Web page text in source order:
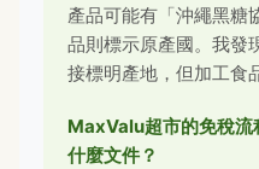
產品可能有「沖繩黑糖
品則標示原產國。我發
接標明產地，但加工食
MaxValu超市的免稅流
什麼文件？